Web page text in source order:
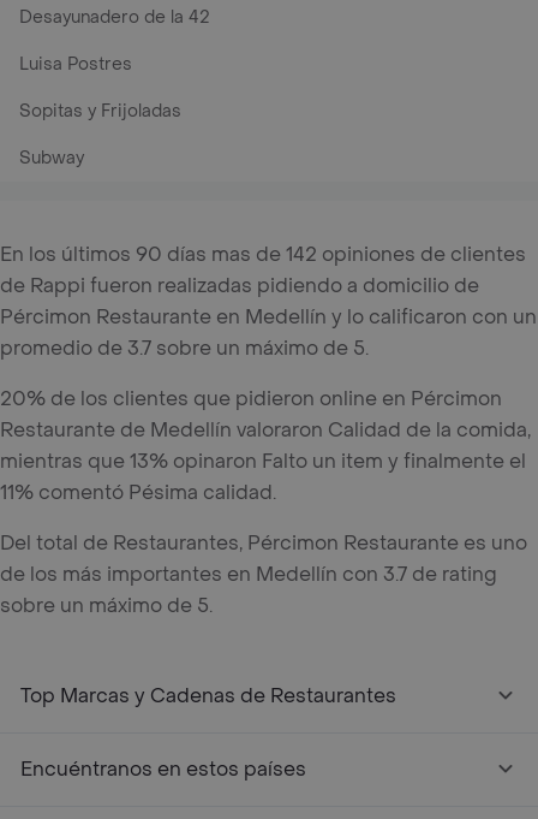
Desayunadero de la 42
Luisa Postres
Sopitas y Frijoladas
Subway
En los últimos 90 días mas de 142 opiniones de clientes
de Rappi fueron realizadas pidiendo a domicilio de
Pércimon Restaurante en Medellín y lo calificaron con un
promedio de 3.7 sobre un máximo de 5.
20% de los clientes que pidieron online en Pércimon
Restaurante de Medellín valoraron Calidad de la comida,
mientras que 13% opinaron Falto un item y finalmente el
11% comentó Pésima calidad.
Del total de Restaurantes, Pércimon Restaurante es uno
de los más importantes en Medellín con 3.7 de rating
sobre un máximo de 5.
Top Marcas y Cadenas de Restaurantes
Encuéntranos en estos países